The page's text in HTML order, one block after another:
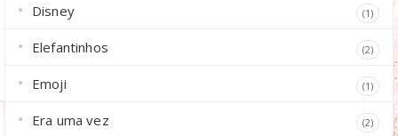
Disney (1)
Elefantinhos (2)
Emoji (1)
Era uma vez (2)